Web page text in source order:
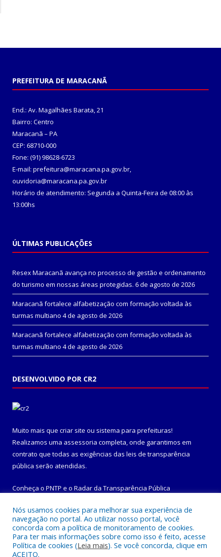
PREFEITURA DE MARACANÃ
End.: Av. Magalhães Barata, 21
Bairro: Centro
Maracanã – PA
CEP: 68710-000
Fone: (91) 98628-6723
E-mail: prefeitura@maracana.pa.gov.br,
ouvidoria@maracana.pa.gov.br
Horário de atendimento: Segunda a Quinta-Feira de 08:00 às
13:00hs
ÚLTIMAS PUBLICAÇÕES
Resex Maracanã avança no processo de gestão e ordenamento
do turismo em nossas áreas protegidas. 6 de agosto de 2026
Maracanã fortalece alfabetização com formação voltada às
turmas multiano 4 de agosto de 2026
Maracanã fortalece alfabetização com formação voltada às
turmas multiano 4 de agosto de 2026
DESENVOLVIDO POR CR2
Muito mais que criar site ou sistema para prefeituras!
Realizamos uma assessoria completa, onde garantimos em
contrato que todas as exigências das leis de transparência
pública serão atendidas.
Conheça o PNTP e o Radar da Transparência Pública
Todos os direitos reservados a Prefeitura Municipal de
Maracanã.
Nós usamos cookies para melhorar sua experiência de
navegação no portal. Ao utilizar nosso portal, você
concorda com a política de monitoramento de cookies.
Para ter mais informações sobre como isso é feito, acesse
Política de cookies (Leia mais). Se você concorda, clique em
ACEITO.